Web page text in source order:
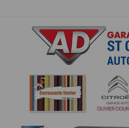
F.F.A :Pour
Conditions
concernent.
Vous